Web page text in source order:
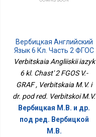
Вербицкая Английский
Язык 6 Кл. Часть 2 ФГОС
В.-ГРАФ
Verbitskaia Angliiskii iazyk
6 kl. Chast' 2 FGOS V.-
GRAF , Verbitskaia M.V. i
dr. pod red. Verbitskoi M.V.
Вербицкая М.В. и др.
под ред. Вербицкой
М.В.